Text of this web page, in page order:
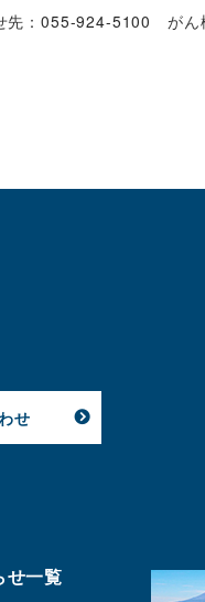
先：055-924-5100 がん
せ
せ一覧